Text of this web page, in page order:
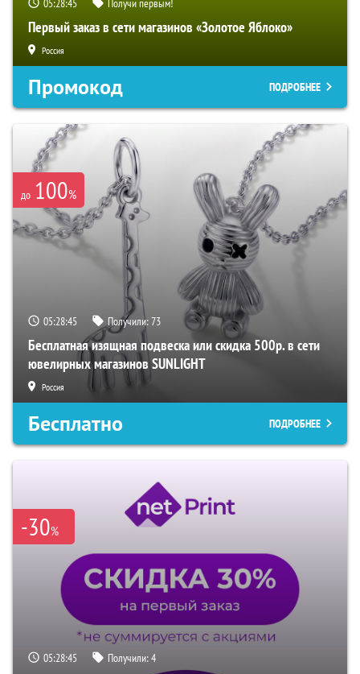
05:28:44 Получи первым!
Первый заказ в сети магазинов «Золотое Яблоко»
Россия
Промокод ПОДРОБНЕЕ
до 100%
05:28:44 Получили:73
Бесплатная изящная подвеска или скидка 500р. в сети
ювелирных магазинов SUNLIGHT
Россия
Бесплатно ПОДРОБНЕЕ
-30%
05:28:44 Получили:4